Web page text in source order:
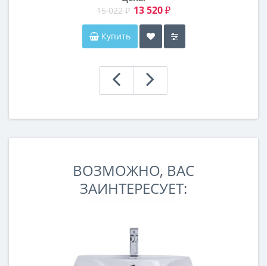
15 022 ₽ 13 520 ₽
Купить
ВОЗМОЖНО, ВАС
ЗАИНТЕРЕСУЕТ: